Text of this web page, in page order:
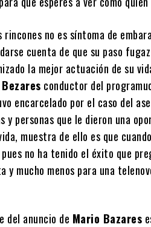
no es síntoma de
cuenta de que su paso
la mejor actuación de su
conductor del
encarcelado por el caso del
y personas que le dieron una
muestra de ello es que
no ha tenido el éxito que
y mucho menos para una
del anuncio de Mario Bazares